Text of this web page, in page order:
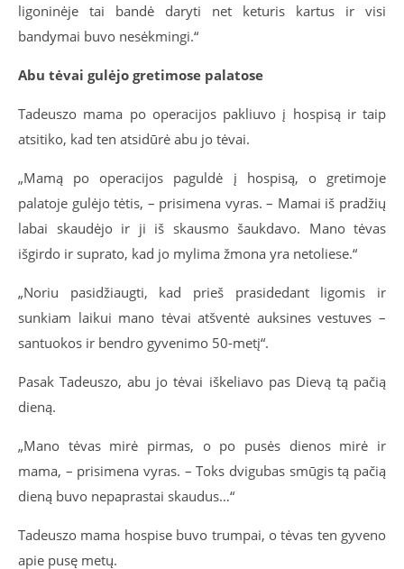
ligoninėje tai bandė daryti net keturis kartus ir visi
bandymai buvo nesėkmingi.“
Abu tėvai gulėjo gretimose palatose
Tadeuszo mama po operacijos pakliuvo į hospisą ir taip
atsitiko, kad ten atsidūrė abu jo tėvai.
„Mamą po operacijos paguldė į hospisą, o gretimoje
palatoje gulėjo tėtis, – prisimena vyras. – Mamai iš pradžių
labai skaudėjo ir ji iš skausmo šaukdavo. Mano tėvas
išgirdo ir suprato, kad jo mylima žmona yra netoliese.“
„Noriu pasidžiaugti, kad prieš prasidedant ligomis ir
sunkiam laikui mano tėvai atšventė auksines vestuves –
santuokos ir bendro gyvenimo 50-metį“.
Pasak Tadeuszo, abu jo tėvai iškeliavo pas Dievą tą pačią
dieną.
„Mano tėvas mirė pirmas, o po pusės dienos mirė ir
mama, – prisimena vyras. – Toks dvigubas smūgis tą pačią
dieną buvo nepaprastai skaudus…“
Tadeuszo mama hospise buvo trumpai, o tėvas ten gyveno
apie pusę metų.